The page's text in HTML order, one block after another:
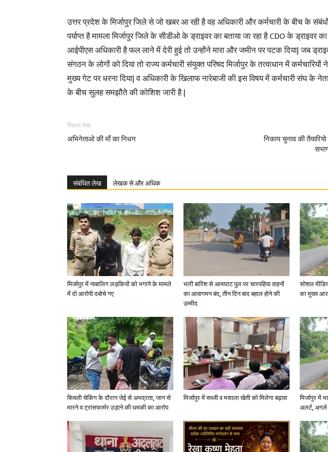
उत्तर प्रदेश के मिर्जापुर जिले से जो खबर आ रही है वह अधिकारी और कर्मचारी के बीच के
पर्याप्त है मामला मिर्जापुर जिले के सीडीओ के ड्राइवर का बताया जा रहा है CDO के ड्राइवर
आईपीएस अधिकारी है फल लाने में देरी हुई तो उन्होंने मारा और जमीन पर पटक दिया| जब
संगठन के लोगों को दिया तो राज्य कर्मचारी संयुक्त परिषद मिर्जापुर के तत्वाधान में
मुख्य गेट पर धरना दिया| व अधिकारी के खिलाफ नारेबाजी की इस विषय में कर्मचारी संघ के
के बीच सुलह समझौते की कोशिश जारी है |
पिछला लेख
अभिनेताओ की माँ का निधन
निकाय चुनाव की
संबंधित लेख लेखक से और अधिक
मिर्जापुर में नाबालिग लड़कियों को भगाने के मामले
में दो आरोपी दबोचे गए
भारी बारिश से आमघाट पुल पर चारपहिया वाहनों
का आवागमन बंद, तीन दिन बाद बहाल होने की
उम्मीद
सोशल
का मुख्य
बिजली चेकिंग के दौरान जेई से अभद्रता, जान से
मारने व ट्रांसफार्मर उड़ाने की धमकी का आरोप
मिर्जापुर में सब्जी व मसाला खेती को मिलेगा बढ़ावा
मिर्जापुर में
अलर्ट, अगले